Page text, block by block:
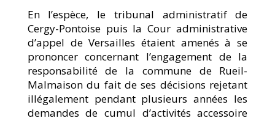
En l’espèce, le tribunal administratif de
Cergy-Pontoise puis la Cour administrative
d’appel de Versailles étaient amenés à se
prononcer concernant l’engagement de la
responsabilité de la commune de Rueil-
Malmaison du fait de ses décisions rejetant
illégalement pendant plusieurs années les
demandes de cumul d’activités accessoire